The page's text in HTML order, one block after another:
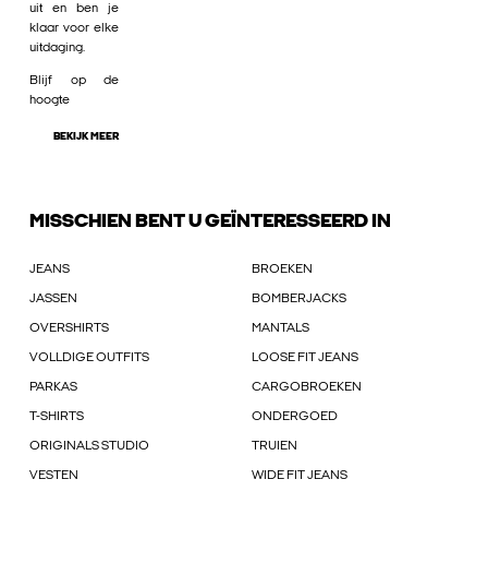
uit en ben je
klaar voor elke
uitdaging.
Blijf op de
hoogte
BEKIJK MEER
MISSCHIEN BENT U GEÏNTERESSEERD IN
JEANS BROEKEN
JASSEN BOMBERJACKS
OVERSHIRTS MANTALS
VOLLDIGE OUTFITS LOOSE FIT JEANS
PARKAS CARGOBROEKEN
T-SHIRTS ONDERGOED
ORIGINALS STUDIO TRUIEN
VESTEN WIDE FIT JEANS